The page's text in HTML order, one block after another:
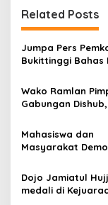
g
a
s
p
o
s
Related Posts
Jumpa Pers
Bukittinggi Bahas
Kampus UFDK
Wako Ramlan
Gabungan Dishub,
Persiapan
Pelajar
Mahasiswa dan
Masyarakat
PP, GMNI
Kecewa Wali Kota
DPRD Tak Hadir
Dojo Jamiatul
medali di